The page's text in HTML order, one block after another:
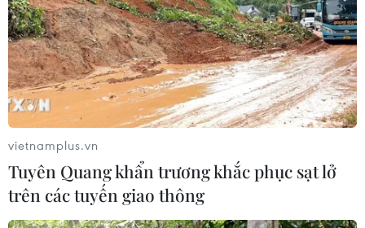
vietnamplus.vn
Tuyên Quang khẩn trương khắc phục sạt lở
trên các tuyến giao thông